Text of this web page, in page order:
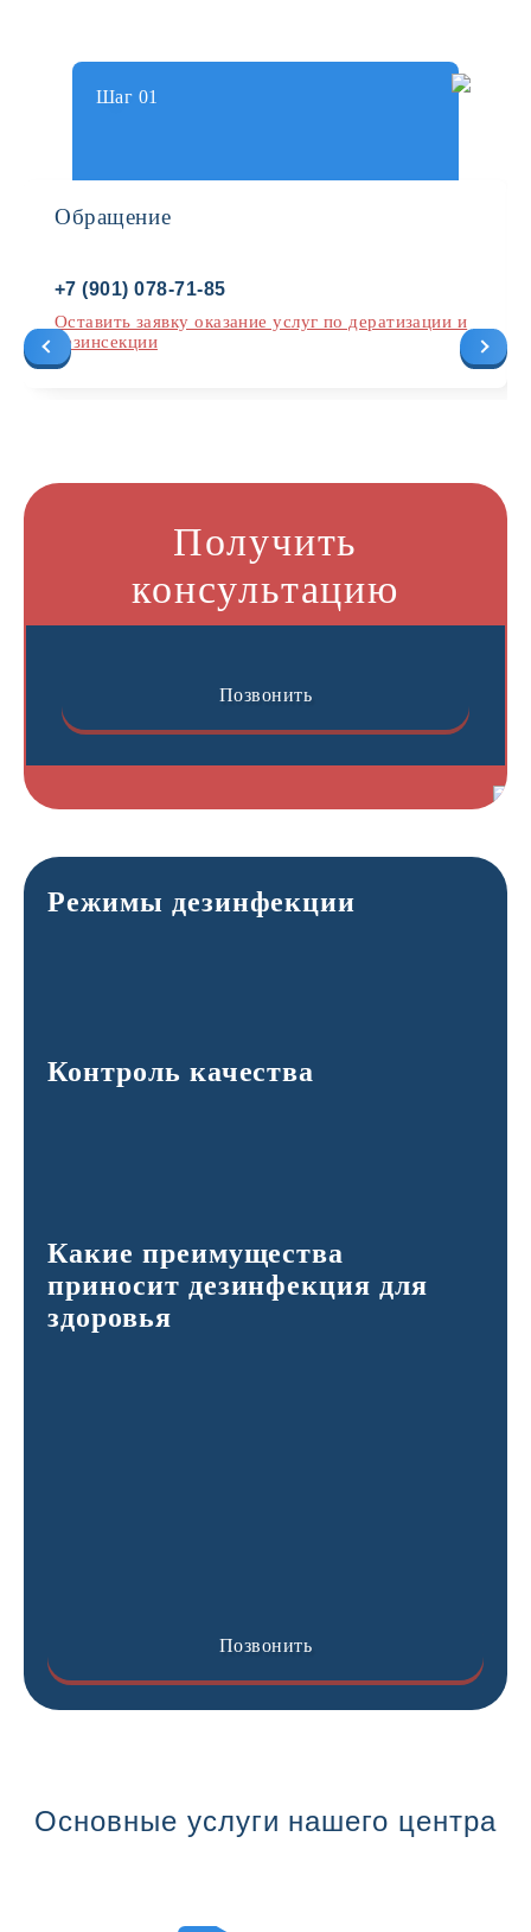
Шаг 01
Обращение
+7 (901) 078-71-85
Оставить заявку оказание услуг по дератизации и
дезинсекции
Получить
консультацию
Позвонить
Режимы дезинфекции
Контроль качества
Какие преимущества
приносит дезинфекция для
здоровья
Позвонить
Основные услуги нашего центра